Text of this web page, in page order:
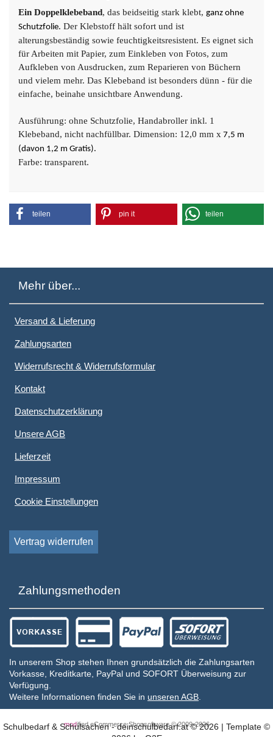
Ein Doppelklebeband, das beidseitig stark klebt, ganz ohne
Schutzfolie. Der Klebstoff hält sofort und ist
alterungsbeständig sowie feuchtigkeitsresistent. Es eignet sich
für Arbeiten mit Papier, zum Einkleben von Fotos, zum
Aufkleben von Ausdrucken, zum Reparieren von Büchern
und vielem mehr. Das Klebeband ist besonders dünn - für die
einfache, beinahe unsichtbare Anwendung.
Ausführung: ohne Schutzfolie, Handabroller inkl. 1
Klebeband, nicht nachfüllbar. Dimension: 12,0 mm x 7,5 m
(davon 1,2 m Gratis).
Farbe: transparent.
teilen pin it teilen
Mehr über...
Versand & Lieferung
Zahlungsarten
Widerrufsrecht & Widerrufsformular
Kontakt
Datenschutzerklärung
Unsere AGB
Lieferzeit
Impressum
Cookie Einstellungen
Vertrag widerrufen
Zahlungsmethoden
In unserem Shop stehen Ihnen grundsätzlich die Zahlungsarten
Vorkasse, Kreditkarte, PayPal und SOFORT Überweisung zur
Verfügung.
Weitere Informationen finden Sie in unseren AGB
Schulbedarf & Schulsachen - deinschulbedarf.at © 2026 | Template ©
modified eCommerce Shopsoftware © 2009-2026